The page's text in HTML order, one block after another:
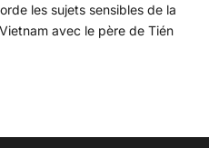
les sujets sensibles de la
avec le père de Tién